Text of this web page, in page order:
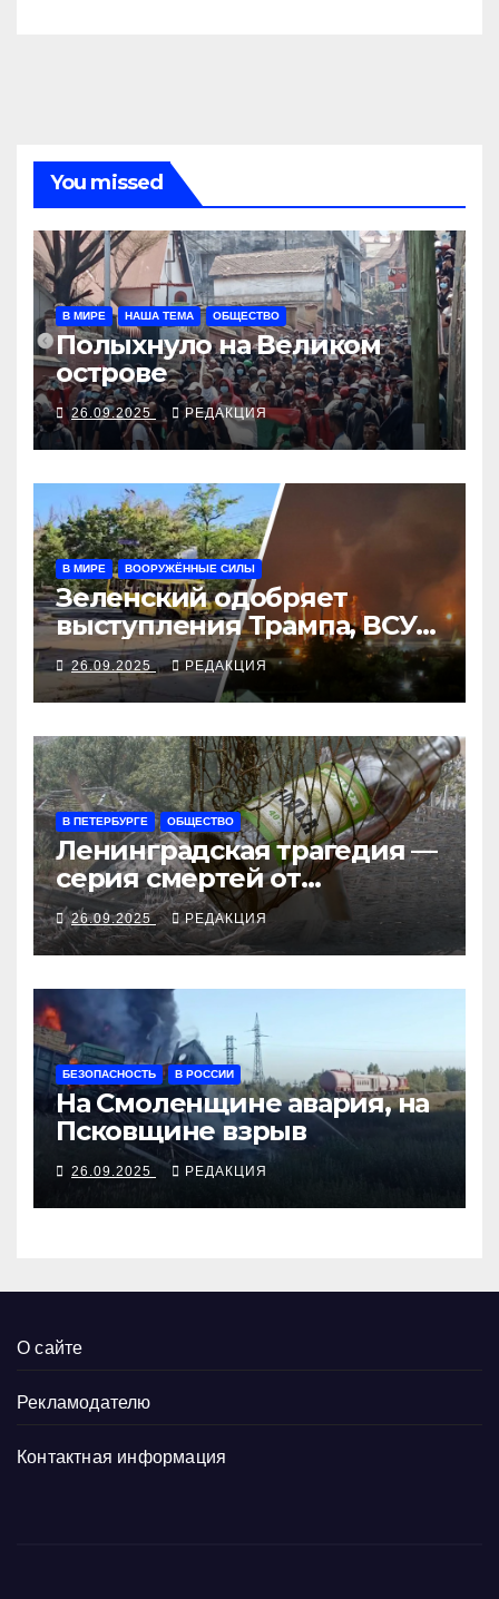
You missed
В МИРЕ НАША ТЕМА ОБЩЕСТВО
Полыхнуло на Великом
острове
26.09.2025 РЕДАКЦИЯ
В МИРЕ ВООРУЖЁННЫЕ СИЛЫ
Зеленский одобряет
выступления Трампа, ВСУ
закрыли Добропольский
рубеж
26.09.2025 РЕДАКЦИЯ
В ПЕТЕРБУРГЕ ОБЩЕСТВО
Ленинградская трагедия —
серия смертей от
алкосуррогата
26.09.2025 РЕДАКЦИЯ
БЕЗОПАСНОСТЬ В РОССИИ
На Смоленщине авария, на
Псковщине взрыв
26.09.2025 РЕДАКЦИЯ
О сайте
Рекламодателю
Контактная информация